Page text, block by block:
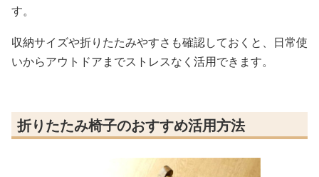
す。
収納サイズや折りたたみやすさも確認しておくと、日常使
いからアウトドアまでストレスなく活用できます。
折りたたみ椅子のおすすめ活用方法